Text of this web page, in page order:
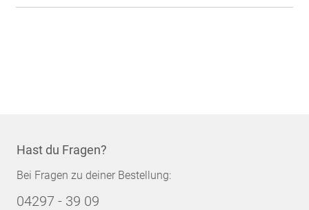
Hast du Fragen?
Bei Fragen zu deiner Bestellung:
04297 - 39 09